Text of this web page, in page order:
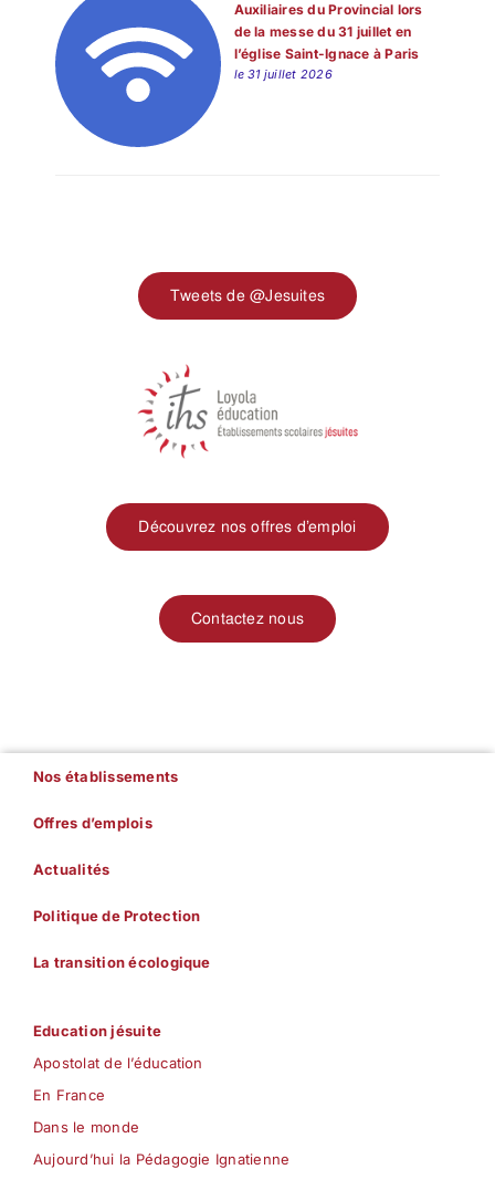
Auxiliaires du Provincial lors
de la messe du 31 juillet en
l’église Saint-Ignace à Paris
le 31 juillet 2026
Tweets de @Jesuites
Découvrez nos offres d’emploi
Contactez nous
Nos établissements
Offres d’emplois
Actualités
Politique de Protection
La transition écologique
Education jésuite
Apostolat de l’éducation
En France
Dans le monde
Aujourd’hui la Pédagogie Ignatienne